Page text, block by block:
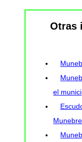
Otras
el